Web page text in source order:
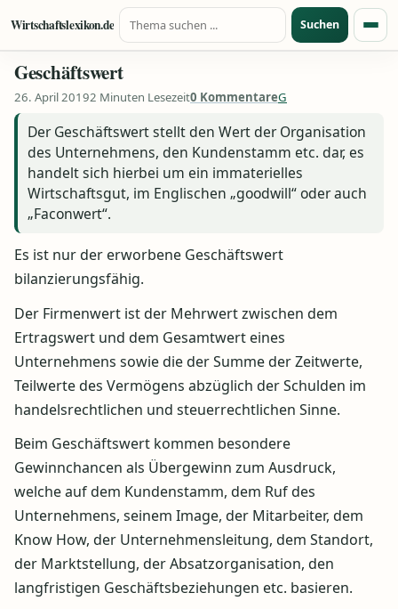
Zum Inhalt springen
Wirtschaftslexikon.de
Suche nach:
Suchen
Geschäftswert
26. April 20192 Minuten Lesezeit0 KommentareG
Der Geschäftswert stellt den Wert der Organisation
des Unternehmens, den Kundenstamm etc. dar, es
handelt sich hierbei um ein immaterielles
Wirtschaftsgut, im Englischen „goodwill“ oder auch
„Faconwert“.
Es ist nur der erworbene Geschäftswert
bilanzierungsfähig.
Der Firmenwert ist der Mehrwert zwischen dem
Ertragswert und dem Gesamtwert eines
Unternehmens sowie die der Summe der Zeitwerte,
Teilwerte des Vermögens abzüglich der Schulden im
handelsrechtlichen und steuerrechtlichen Sinne.
Beim Geschäftswert kommen besondere
Gewinnchancen als Übergewinn zum Ausdruck,
welche auf dem Kundenstamm, dem Ruf des
Unternehmens, seinem Image, der Mitarbeiter, dem
Know How, der Unternehmensleitung, dem Standort,
der Marktstellung, der Absatzorganisation, den
langfristigen Geschäftsbeziehungen etc. basieren.